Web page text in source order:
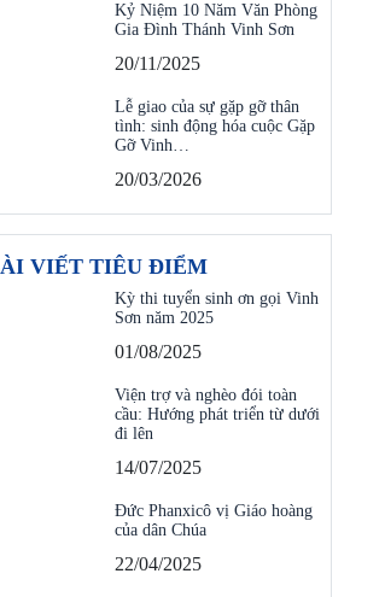
Kỷ Niệm 10 Năm Văn Phòng
Gia Đình Thánh Vinh Sơn
20/11/2025
Lễ giao của sự gặp gỡ thân
tình: sinh động hóa cuộc Gặp
Gỡ Vinh…
20/03/2026
VIẾT TIÊU ĐIỂM
Kỳ thi tuyển sinh ơn gọi Vinh
Sơn năm 2025
01/08/2025
Viện trợ và nghèo đói toàn
cầu: Hướng phát triển từ dưới
đi lên
14/07/2025
Đức Phanxicô vị Giáo hoàng
của dân Chúa
22/04/2025